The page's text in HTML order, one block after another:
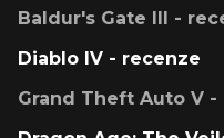
Baldur's Gate III -
Diablo IV - recenze
Grand Theft Auto V -